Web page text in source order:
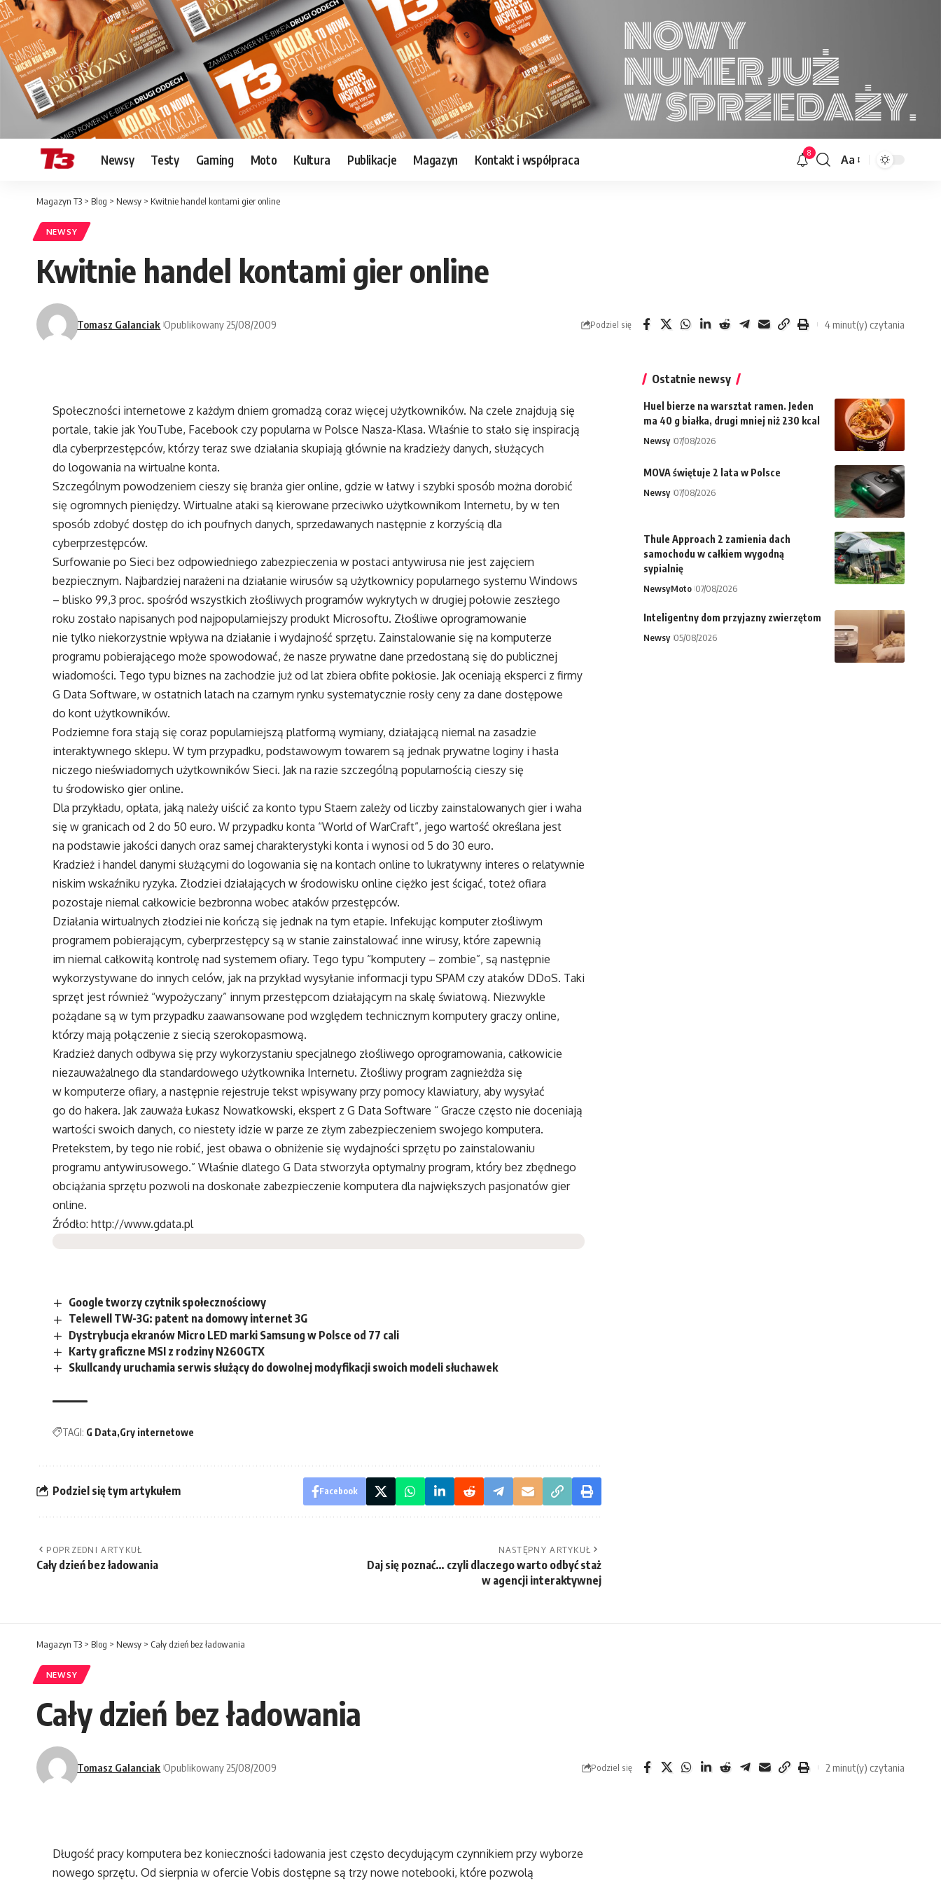
Newsy Testy Gaming Moto Kultura Publikacje Magazyn Kontakt i współpraca 8
Font
Aa
Magazyn T3 > Blog > Newsy > Kwitnie handel kontami gier online
NEWSY
Kwitnie handel kontami gier online
Tomasz Galanciak Opublikowany 25/08/2009 Podziel się 4 minut(y) czytania
Społeczności internetowe z każdym dniem gromadzą coraz więcej użytkowników. Na czele znajdują się
portale, takie jak YouTube, Facebook czy popularna w Polsce Nasza-Klasa. Właśnie to stało się inspiracją
dla cyberprzestępców, którzy teraz swe działania skupiają głównie na kradzieży danych, służących
do logowania na wirtualne konta.
Szczególnym powodzeniem cieszy się branża gier online, gdzie w łatwy i szybki sposób można dorobić
się ogromnych pieniędzy. Wirtualne ataki są kierowane przeciwko użytkownikom Internetu, by w ten
sposób zdobyć dostęp do ich poufnych danych, sprzedawanych następnie z korzyścią dla
cyberprzestępców.
Surfowanie po Sieci bez odpowiedniego zabezpieczenia w postaci antywirusa nie jest zajęciem
bezpiecznym. Najbardziej narażeni na działanie wirusów są użytkownicy popularnego systemu Windows
– blisko 99,3 proc. spośród wszystkich złośliwych programów wykrytych w drugiej połowie zeszłego
roku zostało napisanych pod najpopularniejszy produkt Microsoftu. Złośliwe oprogramowanie
nie tylko niekorzystnie wpływa na działanie i wydajność sprzętu. Zainstalowanie się na komputerze
programu pobierającego może spowodować, że nasze prywatne dane przedostaną się do publicznej
wiadomości. Tego typu biznes na zachodzie już od lat zbiera obfite pokłosie. Jak oceniają eksperci z firmy
G Data Software, w ostatnich latach na czarnym rynku systematycznie rosły ceny za dane dostępowe
do kont użytkowników.
Podziemne fora stają się coraz popularniejszą platformą wymiany, działającą niemal na zasadzie
interaktywnego sklepu. W tym przypadku, podstawowym towarem są jednak prywatne loginy i hasła
niczego nieświadomych użytkowników Sieci. Jak na razie szczególną popularnością cieszy się
tu środowisko gier online.
Dla przykładu, opłata, jaką należy uiścić za konto typu Staem zależy od liczby zainstalowanych gier i waha
się w granicach od 2 do 50 euro. W przypadku konta “World of WarCraft”, jego wartość określana jest
na podstawie jakości danych oraz samej charakterystyki konta i wynosi od 5 do 30 euro.
Kradzież i handel danymi służącymi do logowania się na kontach online to lukratywny interes o relatywnie
niskim wskaźniku ryzyka. Złodziei działających w środowisku online ciężko jest ścigać, toteż ofiara
pozostaje niemal całkowicie bezbronna wobec ataków przestępców.
Działania wirtualnych złodziei nie kończą się jednak na tym etapie. Infekując komputer złośliwym
programem pobierającym, cyberprzestępcy są w stanie zainstalować inne wirusy, które zapewnią
im niemal całkowitą kontrolę nad systemem ofiary. Tego typu “komputery – zombie”, są następnie
wykorzystywane do innych celów, jak na przykład wysyłanie informacji typu SPAM czy ataków DDoS. Taki
sprzęt jest również “wypożyczany” innym przestępcom działającym na skalę światową. Niezwykle
pożądane są w tym przypadku zaawansowane pod względem technicznym komputery graczy online,
którzy mają połączenie z siecią szerokopasmową.
Kradzież danych odbywa się przy wykorzystaniu specjalnego złośliwego oprogramowania, całkowicie
niezauważalnego dla standardowego użytkownika Internetu. Złośliwy program zagnieżdża się
w komputerze ofiary, a następnie rejestruje tekst wpisywany przy pomocy klawiatury, aby wysyłać
go do hakera. Jak zauważa Łukasz Nowatkowski, ekspert z G Data Software “ Gracze często nie doceniają
wartości swoich danych, co niestety idzie w parze ze złym zabezpieczeniem swojego komputera.
Pretekstem, by tego nie robić, jest obawa o obniżenie się wydajności sprzętu po zainstalowaniu
programu antywirusowego.” Właśnie dlatego G Data stworzyła optymalny program, który bez zbędnego
obciążania sprzętu pozwoli na doskonałe zabezpieczenie komputera dla największych pasjonatów gier
online.
Źródło:http://www.gdata.pl
Google tworzy czytnik społecznościowy
Telewell TW-3G: patent na domowy internet 3G
Dystrybucja ekranów Micro LED marki Samsung w Polsce od 77 cali
Karty graficzne MSI z rodziny N260GTX
Skullcandy uruchamia serwis służący do dowolnej modyfikacji swoich modeli słuchawek
TAGI: G Data Gry internetowe
Podziel się tym artykułem Facebook
POPRZEDNI ARTYKUŁ
Cały dzień bez ładowania
NASTĘPNY ARTYKUŁ
Daj się poznać… czyli dlaczego warto odbyć staż
w agencji interaktywnej
Ostatnie newsy
Huel bierze na warsztat ramen. Jeden
ma 40 g białka, drugi mniej niż 230 kcal
Newsy 07/08/2026
MOVA świętuje 2 lata w Polsce
Newsy 07/08/2026
Thule Approach 2 zamienia dach
samochodu w całkiem wygodną
sypialnię
NewsyMoto 07/08/2026
Inteligentny dom przyjazny zwierzętom
Newsy 05/08/2026
Magazyn T3 > Blog > Newsy > Cały dzień bez ładowania
NEWSY
Cały dzień bez ładowania
Tomasz Galanciak Opublikowany 25/08/2009 Podziel się 2 minut(y) czytania
Długość pracy komputera bez konieczności ładowania jest często decydującym czynnikiem przy wyborze
nowego sprzętu. Od sierpnia w ofercie Vobis dostępne są trzy nowe notebooki, które pozwolą